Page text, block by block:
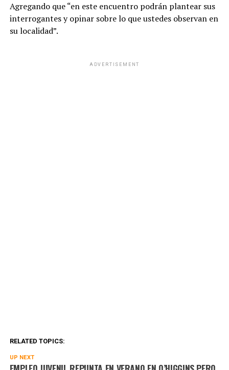
Agregando que “en este encuentro podrán plantear sus
interrogantes y opinar sobre lo que ustedes observan en
su localidad”.
ADVERTISEMENT
RELATED TOPICS:
UP NEXT